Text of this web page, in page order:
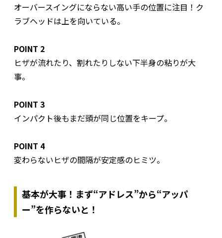
オーバースイングにならない高い手の位置に注目！ク
ラブヘッドは上を向いている。
POINT 2
ヒザが流れたり、割れたりしない下半身の粘りが大
事。
POINT 3
インパクト後もまだ頭が同じ位置をキープ。
POINT 4
変わらないヒザの間隔が安定感のヒミツ。
基本が大事！まず“アドレス”から“アッパ
ー”を作らないと！